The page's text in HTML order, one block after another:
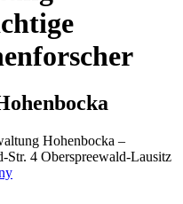
Hohenbocka –
Str. 4 Oberspreewald-Lausitz